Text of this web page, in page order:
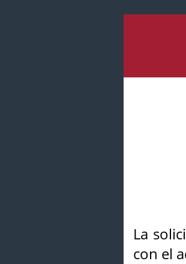
La
con el